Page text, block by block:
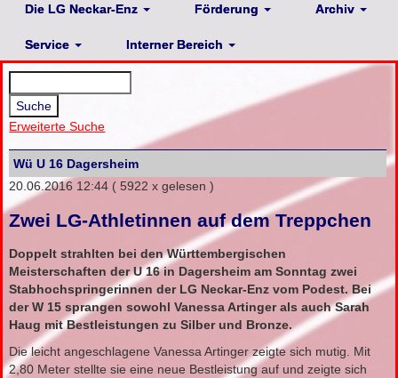
Die LG Neckar-Enz Förderung Archiv
Service Interner Bereich
Erweiterte Suche
Wü U 16 Dagersheim
20.06.2016 12:44 ( 5922 x gelesen )
Zwei LG-Athletinnen auf dem Treppchen
Doppelt strahlten bei den Württembergischen
Meisterschaften der U 16 in Dagersheim am Sonntag zwei
Stabhochspringerinnen der LG Neckar-Enz vom Podest. Bei
der W 15 sprangen sowohl Vanessa Artinger als auch Sarah
Haug mit Bestleistungen zu Silber und Bronze.
Die leicht angeschlagene Vanessa Artinger zeigte sich mutig. Mit
2,80 Meter stellte sie eine neue Bestleistung auf und zeigte sich